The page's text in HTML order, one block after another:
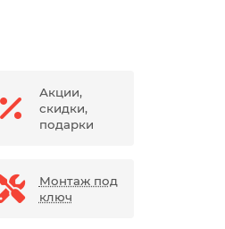
Акции,
скидки,
подарки
Монтаж под
ключ